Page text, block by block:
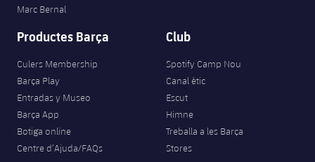
Marc Bernal
Productes Barça
Culers Membership
Barça Play
Entradas y Museo
Barça App
Botiga online
Centre d’Ajuda/FAQs
Club
Spotify Camp Nou
Canal ètic
Escut
Himne
Treballa a les Barça
Stores